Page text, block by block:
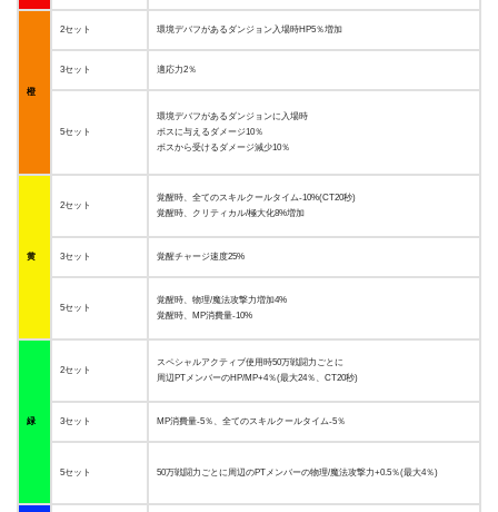
橙
2セット 環境デバフがあるダンジョン入場時HP5％増加
3セット 適応力2％
5セット
環境デバフがあるダンジョンに入場時
ボスに与えるダメージ10％
ボスから受けるダメージ減少10％
黄
2セット
覚醒時、全てのスキルクールタイム-10%(CT20秒)
覚醒時、クリティカル/極大化8%増加
3セット 覚醒チャージ速度25%
5セット
覚醒時、物理/魔法攻撃力増加4%
覚醒時、MP消費量-10%
緑
2セット
スペシャルアクティブ使用時50万戦闘力ごとに
周辺PTメンバーのHP/MP+4％(最大24％、CT20秒)
3セット MP消費量-5％、全てのスキルクールタイム-5％
5セット 50万戦闘力ごとに周辺のPTメンバーの物理/魔法攻撃力+0.5％(最大4％)